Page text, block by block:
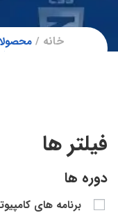
خانه
فیلتر ها
دوره ها
برنامه های